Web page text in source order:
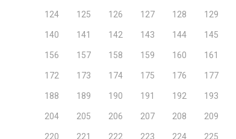
124 125 126 127 128 129
140 141 142 143 144 145
156 157 158 159 160 161
172 173 174 175 176 177
188 189 190 191 192 193
204 205 206 207 208 209
220 221 222 223 224 225